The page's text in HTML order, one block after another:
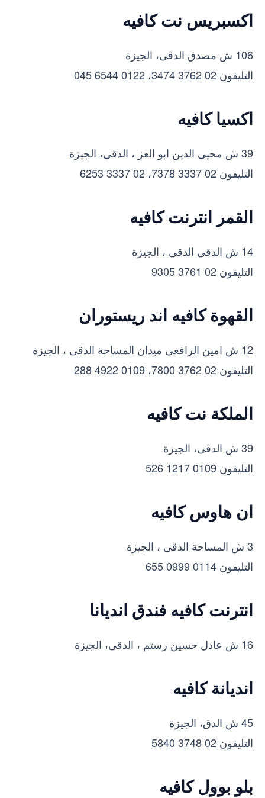
اكسبريس نت كافيه
106 ش مصدق الدقى، الجيزة
التليفون 02 3762 3474، 0122 6544 045
اكسيا كافيه
39 ش محيى الدين ابو العز ، الدقى، الجيزة
التليفون 02 3337 7378، 02 3337 6253
القمر انترنت كافيه
14 ش الدقى الدقى ، الجيزة
التليفون 02 3761 9305
القهوة كافيه اند ريستوران
12 ش امين الرافعى ميدان المساحة الدقى ، الجيزة
التليفون 02 3762 7800، 0109 4922 288
الملكة نت كافيه
39 ش الدقى، الجيزة
التليفون 0109 1217 526
ان هاوس كافيه
3 ش المساحة الدقى ، الجيزة
التليفون 0114 0999 655
انترنت كافيه فندق انديانا
16 ش عادل حسين رستم ، الدقى، الجيزة
انديانة كافيه
45 ش الدق، الجيزة
التليفون 02 3748 5840
بلو بوول كافيه